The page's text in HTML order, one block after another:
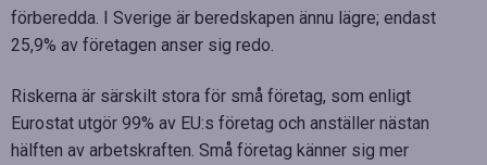
förberedda. I Sverige är beredskapen ännu lägre; endast
25,9% av företagen anser sig redo.
Riskerna är särskilt stora för små företag, som enligt
Eurostat utgör 99% av EU:s företag och anställer nästan
hälften av arbetskraften. Små företag känner sig mer